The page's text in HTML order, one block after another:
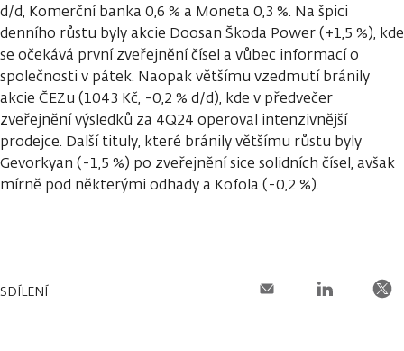
d/d, Komerční banka 0,6 % a Moneta 0,3 %. Na špici
denního růstu byly akcie Doosan Škoda Power (+1,5 %), kde
se očekává první zveřejnění čísel a vůbec informací o
společnosti v pátek. Naopak většímu vzedmutí bránily
akcie ČEZu (1043 Kč, -0,2 % d/d), kde v předvečer
zveřejnění výsledků za 4Q24 operoval intenzivnější
prodejce. Další tituly, které bránily většímu růstu byly
Gevorkyan (-1,5 %) po zveřejnění sice solidních čísel, avšak
mírně pod některými odhady a Kofola (-0,2 %).
SDÍLENÍ